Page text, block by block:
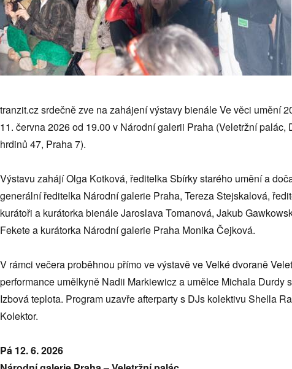
tranzit.cz srdečně zve na zahájení výstavy bienále Ve věci umění
11. června 2026 od 19.00 v Národní galerii Praha (Veletržní palác,
hrdinů 47, Praha 7).
Výstavu zahájí Olga Kotková, ředitelka Sbírky starého umění a
generální ředitelka Národní galerie Praha, Tereza Stejskalová,
kurátoři a kurátorka bienále Jaroslava Tomanová, Jakub
Fekete a kurátorka Národní galerie Praha Monika Čejková.
V rámci večera proběhnou přímo ve výstavě ve Velké dvoraně
performance umělkyně Nadii Markiewicz a umělce Michala Durdy
Izbová teplota. Program uzavře afterparty s DJs kolektivu Shella
Kolektor.
Pá 12. 6. 2026